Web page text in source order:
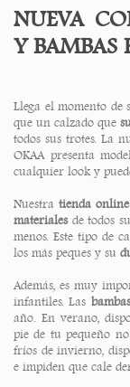
NUEVA
Y BAMBAS
Llega el momento
que un calzado que
todos sus trotes. La
OKAA presenta
cualquier look y
Nuestra tienda
materiales de todos
menos. Este tipo de
los más peques y su
Además, es muy
infantiles. Las
año. En verano,
pie de tu pequeño
fríos de invierno,
e impiden que cale